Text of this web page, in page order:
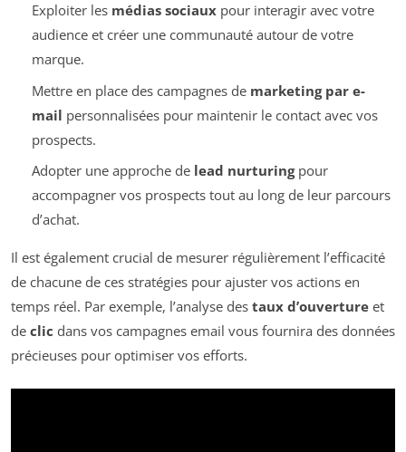
Exploiter les médias sociauxpour interagir avec votre
audience et créer une communauté autour de votre
marque.
Mettre en place des campagnes de marketing par e-
mail personnalisées pour maintenir le contact avec vos
prospects.
Adopter une approche de lead nurturingpour
accompagner vos prospects tout au long de leur parcours
d’achat.
Il est également crucial de mesurer régulièrement l’efficacité
de chacune de ces stratégies pour ajuster vos actions en
temps réel. Par exemple, l’analyse des taux d’ouverture et
de clic dans vos campagnes email vous fournira des données
précieuses pour optimiser vos efforts.